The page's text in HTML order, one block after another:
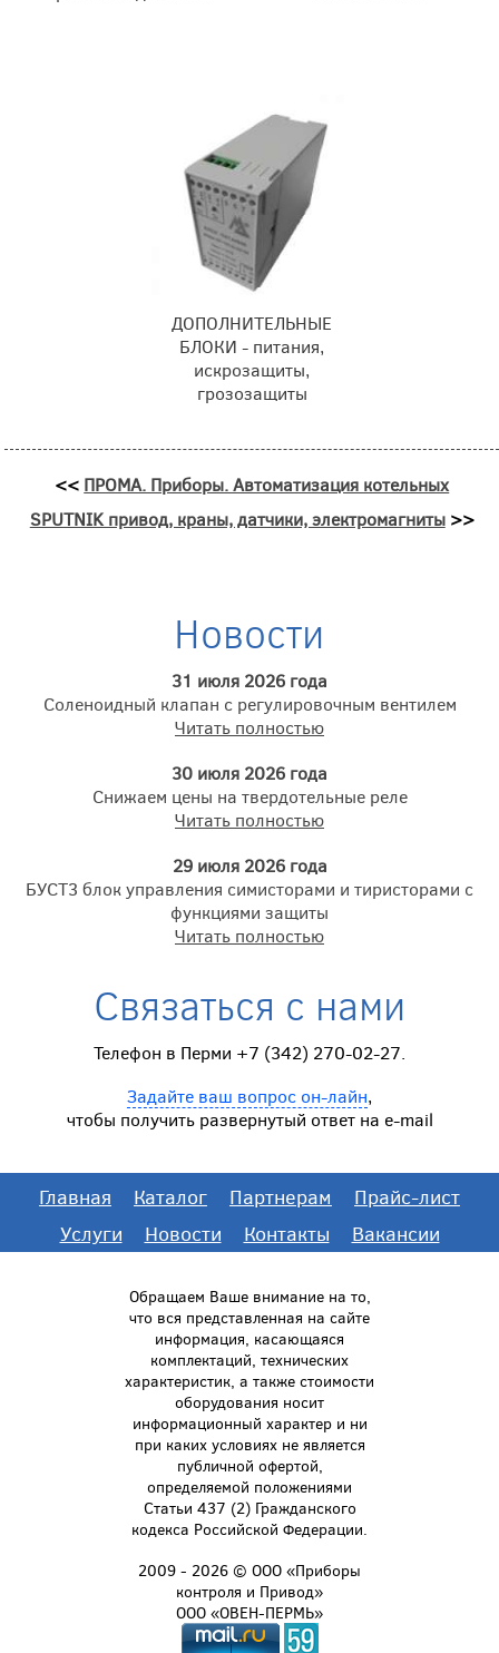
ДОПОЛНИТЕЛЬНЫЕ
БЛОКИ - питания,
искрозащиты,
грозозащиты
<< ПРОМА. Приборы. Автоматизация котельных
SPUTNIK привод, краны, датчики, электромагниты>>
Новости
31 июля 2026 года
Соленоидный клапан с регулировочным вентилем
Читать полностью
30 июля 2026 года
Снижаем цены на твердотельные реле
Читать полностью
29 июля 2026 года
БУСТ3 блок управления симисторами и тиристорами с
функциями защиты
Читать полностью
Связаться с нами
Телефон в Перми +7 (342) 270-02-27.
Задайте ваш вопрос он-лайн,
чтобы получить развернутый ответ на e-mail
Главная Каталог Партнерам
Прайс-лист
Услуги
Новости Контакты Вакансии
Обращаем Ваше внимание на то,
что вся представленная на сайте
информация, касающаяся
комплектаций, технических
характеристик, а также стоимости
оборудования носит
информационный характер и ни
при каких условиях не является
публичной офертой,
определяемой положениями
Статьи 437 (2) Гражданского
кодекса Российской Федерации.
2009 - 2026 © ООО «Приборы
контроля и Привод»
ООО «ОВЕН-ПЕРМЬ»